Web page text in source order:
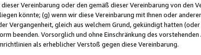
dieser Vereinbarung oder den gemäß dieser Vereinbarung von
könnte; (g) wenn wir diese Vereinbarung mit Ihnen oder
Vergangenheit, gleich aus welchem Grund, gekündigt hatten
beenden. Vorsorglich und ohne Einschränkung des
als erheblicher Verstoß gegen diese Vereinbarung.